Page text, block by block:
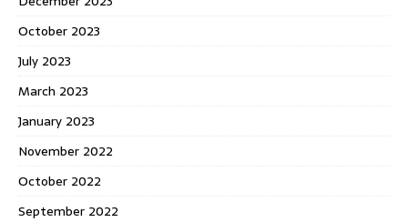
October 2023
July 2023
March 2023
January 2023
November 2022
October 2022
September 2022